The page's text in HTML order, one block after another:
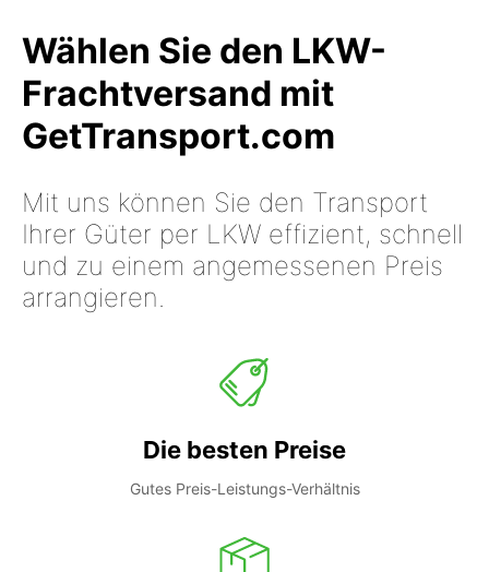
Wählen Sie den LKW-
Frachtversand mit
GetTransport.com
Mit uns können Sie den Transport
Ihrer Güter per LKW effizient, schnell
und zu einem angemessenen Preis
arrangieren.
Die besten Preise
Gutes Preis-Leistungs-Verhältnis